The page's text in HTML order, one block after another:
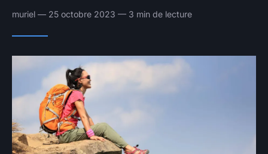
muriel — 25 octobre 2023 — 3 min de lecture